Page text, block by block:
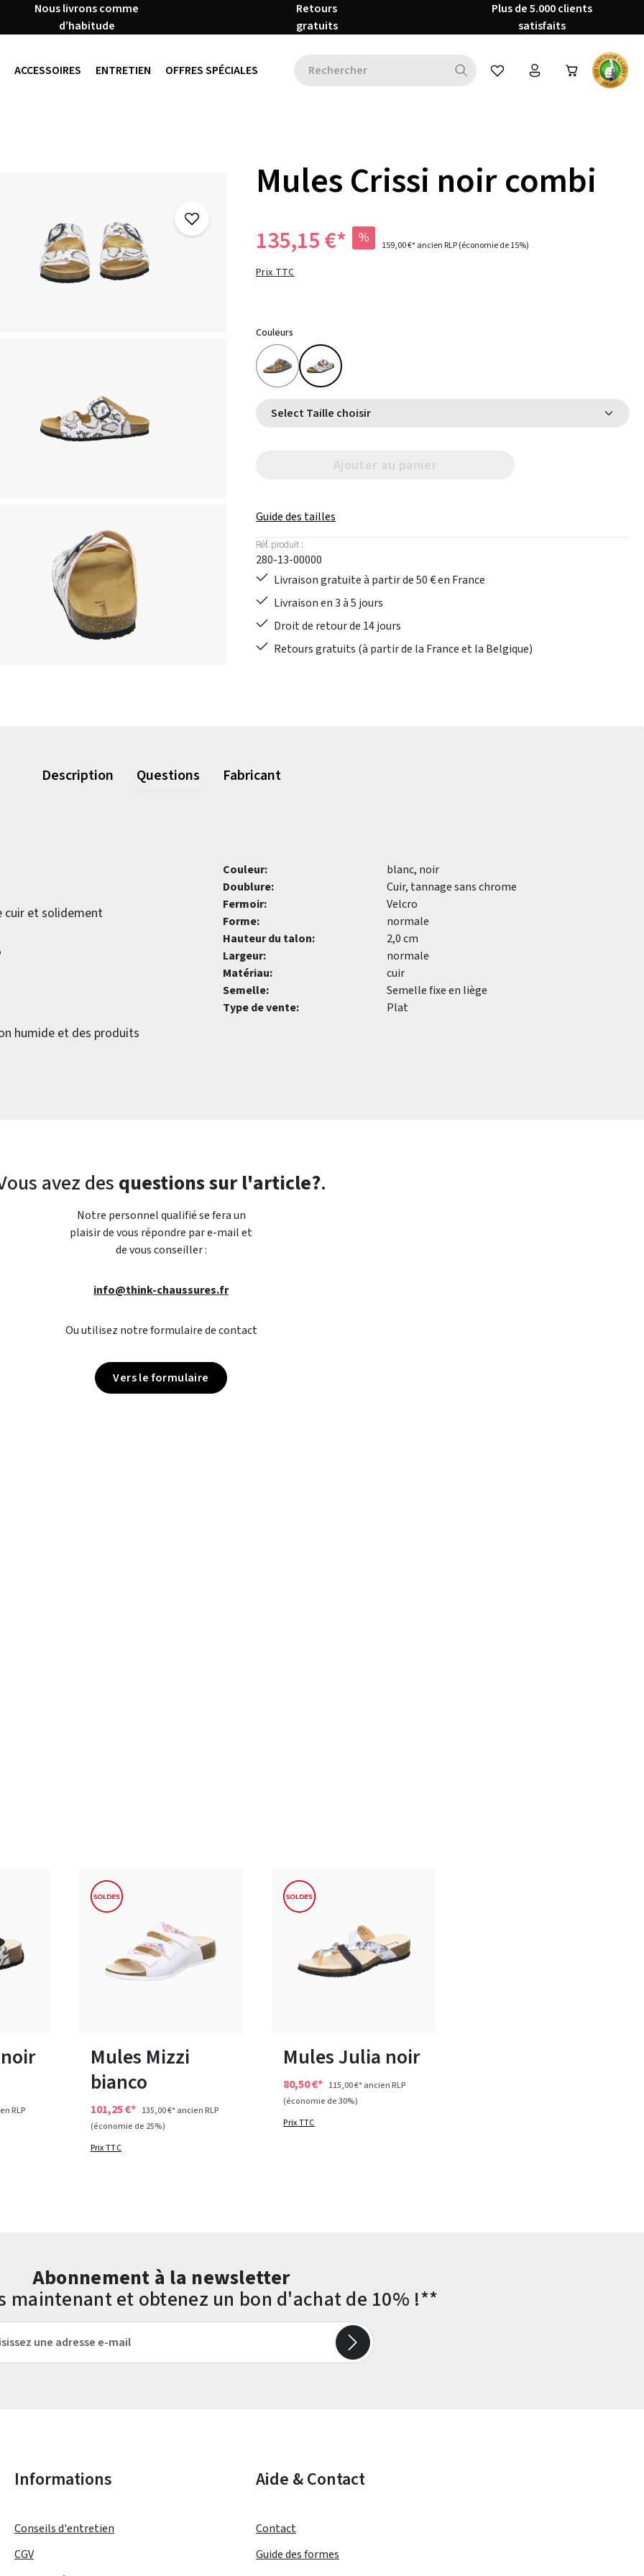
Nous livrons comme
d’habitude
Retours
gratuits
Plus de 5.000 clients
satisfaits
ACCESSOIRES ENTRETIEN OFFRES SPÉCIALES Vous avez 0 articles dans votre
Mules Crissi noir combi
135,15 €* % 159,00 €*ancien RLP(économie de 15%)
Prix TTC
Couleurs
Select Taille choisir
Ajouter au panier
Guide des tailles
Réf. produit :
280-13-00000
Livraison gratuite à partir de 50 € en France
Livraison en 3 à 5 jours
Droit de retour de 14 jours
Retours gratuits (à partir de la France et la Belgique)
Description Questions Fabricant
cuir et solidement
humide et des produits
Couleur:
blanc, noir
Doublure:
Cuir, tannage sans chrome
Fermoir:
Velcro
Forme:
normale
Hauteur du talon:
2,0 cm
Largeur:
normale
Matériau:
cuir
Semelle:
Semelle fixe en liège
Type de vente:
Plat
avez des questions sur l'article?.
Notre personnel qualifié se fera un
plaisir de vous répondre par e-mail et
de vous conseiller :
info@think-chaussures.fr
Ou utilisez notre formulaire de contact
Vers le formulaire
RLP
Mules Mizzi
bianco
101,25 €* 135,00 €*ancien RLP
(économie de 25%)
Prix TTC
Mules Julia noir
80,50 €* 115,00 €*ancien RLP
(économie de 30%)
Prix TTC
Abonnement à la newsletter
maintenant et obtenez un bon d'achat de 10% !**
Informations
Conseils d'entretien
CGV
Aide & Contact
Contact
Guide des formes